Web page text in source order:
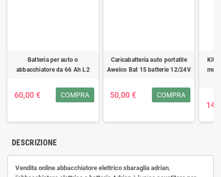
Batteria per auto o
abbacchiatore da 66 Ah L2
60,00 € COMPRA
Caricabatteria auto portatile
Awelco Bat 15 batterie 12/24V
50,00 € COMPRA
Kit
DESCRIZIONE
Vendita online abbacchiatore elettrico sbaraglia adrian,